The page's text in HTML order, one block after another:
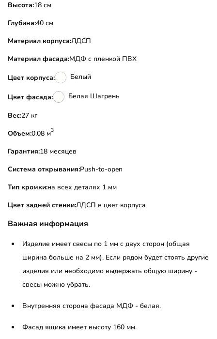
Высота:18 см
Глубина:40 см
Материал корпуса:ЛДСП
Материал фасада:МДФ с пленкой ПВХ
Цвет корпуса: Белый
Цвет фасада: Белая Шагрень
Вес:
27 кг
Объем:
0.08 м3
Гарантия:18 месяцев
Система открывания:Push-to-open
Тип кромки:на всех деталях 1 мм
Цвет задней стенки:ЛДСП в цвет корпуса
Важная информация
Изделие имеет свесы по 1 мм с двух сторон (общая
ширина больше на 2 мм). Если рядом будет стоять другие
изделия или необходимо выдержать общую ширину -
свесы можно убрать.
Внутренняя сторона фасада МДФ - белая.
Фасад ящика имеет высоту 160 мм.